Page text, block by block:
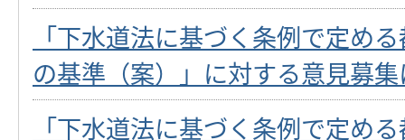
「下水道法に基づく条例で定め
の基準（案）」に対する意見募
「下水道法に基づく条例で定め